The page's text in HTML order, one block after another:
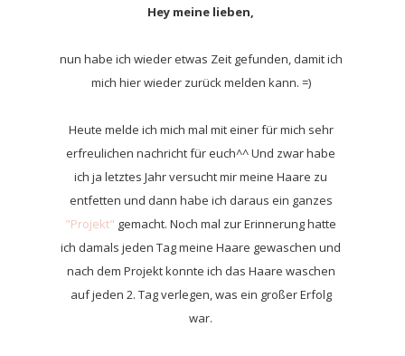
Hey meine lieben,
nun habe ich wieder etwas Zeit gefunden, damit ich
mich hier wieder zurück melden kann. =)
Heute melde ich mich mal mit einer für mich sehr
erfreulichen nachricht für euch^^ Und zwar habe
ich ja letztes Jahr versucht mir meine Haare zu
entfetten und dann habe ich daraus ein ganzes
"Projekt" gemacht. Noch mal zur Erinnerung hatte
ich damals jeden Tag meine Haare gewaschen und
nach dem Projekt konnte ich das Haare waschen
auf jeden 2. Tag verlegen, was ein großer Erfolg
war.